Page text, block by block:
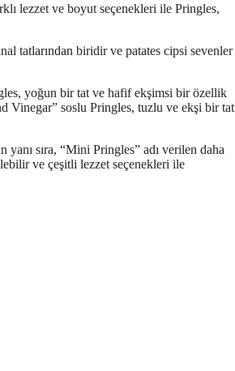
lezzet ve boyut seçenekleri ile Pringles,
tatlarından biridir ve patates cipsi sevenler
yoğun bir tat ve hafif ekşimsi bir özellik
Vinegar” soslu Pringles, tuzlu ve ekşi bir tat
yanı sıra, “Mini Pringles” adı verilen daha
ve çeşitli lezzet seçenekleri ile